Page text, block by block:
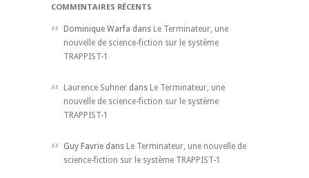
COMMENTAIRES RÉCENTS
Dominique Warfa dans Le Terminateur, une
nouvelle de science-fiction sur le système
TRAPPIST-1
Laurence Suhner dans Le Terminateur, une
nouvelle de science-fiction sur le système
TRAPPIST-1
Guy Favrie dans Le Terminateur, une nouvelle de
science-fiction sur le système TRAPPIST-1